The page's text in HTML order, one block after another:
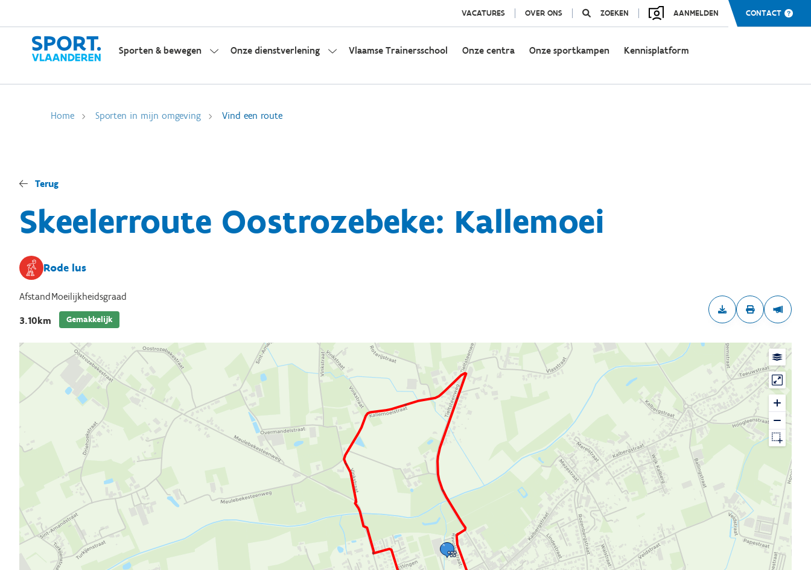
VACATURES OVER ONS ZOEKEN AANMELDEN CONTACT
Sporten & bewegen Onze dienstverlening Vlaamse Trainersschool Onze centra Onze sportkampen Kennisplatform
Home Sporten in mijn omgeving Vind een route
Terug
Skeelerroute Oostrozebeke: Kallemoei
Rode lus
Afstand
3.10km
Moeilijkheidsgraad
Gemakkelijk